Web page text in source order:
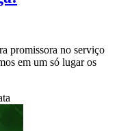
promissora no serviço
em um só lugar os